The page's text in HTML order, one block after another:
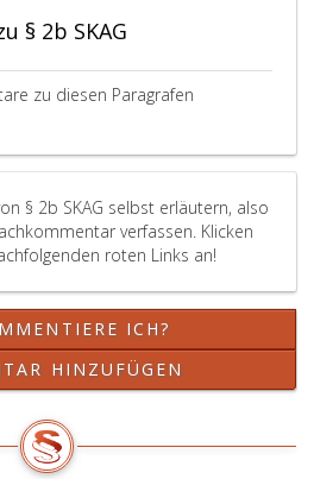
hinsichtlich
und
allen
zu
erfüllen.
§ 2b SKAG
zu diesen Paragrafen
§ 2b SKAG selbst erläutern, also
verfassen. Klicken
roten Links an!
ICH?
HINZUFÜGEN